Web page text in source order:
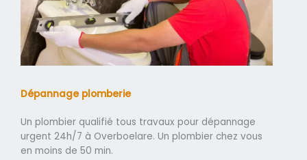
Dépannage plomberie
Un plombier qualifié tous travaux pour dépannage
urgent 24h/7 à Overboelare. Un plombier chez vous
en moins de 50 min.